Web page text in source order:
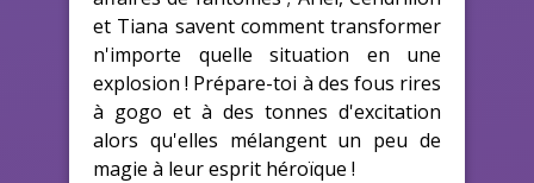
et Tiana savent comment transformer
n'importe quelle situation en une
explosion ! Prépare-toi à des fous rires
à gogo et à des tonnes d'excitation
alors qu'elles mélangent un peu de
magie à leur esprit héroïque !